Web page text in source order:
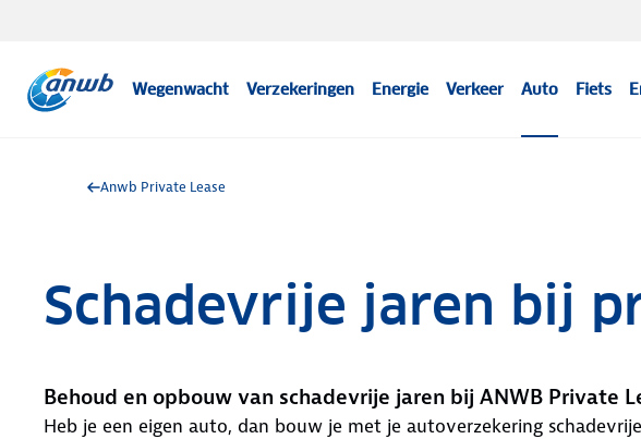
Wegenwacht Verzekeringen Energie Verkeer Auto Fiets
Anwb Private Lease
Schadevrije jaren bij
Behoud en opbouw van schadevrije jaren bij ANWB Private
Heb je een eigen auto, dan bouw je met je autoverzekering